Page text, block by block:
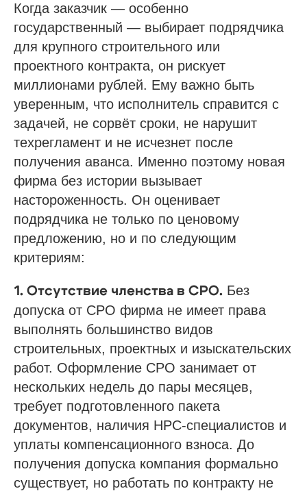
Когда заказчик — особенно
государственный — выбирает подрядчика
для крупного строительного или
проектного контракта, он рискует
миллионами рублей. Ему важно быть
уверенным, что исполнитель справится с
задачей, не сорвёт сроки, не нарушит
техрегламент и не исчезнет после
получения аванса. Именно поэтому новая
фирма без истории вызывает
настороженность. Он оценивает
подрядчика не только по ценовому
предложению, но и по следующим
критериям:
1. Отсутствие членства в СРО. Без
допуска от СРО фирма не имеет права
выполнять большинство видов
строительных, проектных и изыскательских
работ. Оформление СРО занимает от
нескольких недель до пары месяцев,
требует подготовленного пакета
документов, наличия НРС-специалистов и
уплаты компенсационного взноса. До
получения допуска компания формально
существует, но работать по контракту не